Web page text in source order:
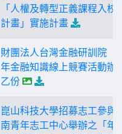
「人權及轉型正義課程入校
計畫」實施計畫
財團法人台灣金融研訓院「
年金融知識線上競賽活動辦
乙份
崑山科技大學招募志工參與
南青年志工中心舉辦之「年